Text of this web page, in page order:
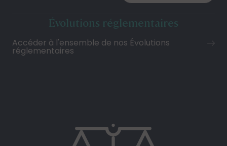
Évolutions réglementaires
Accéder à l'ensemble de nos Évolutions
réglementaires